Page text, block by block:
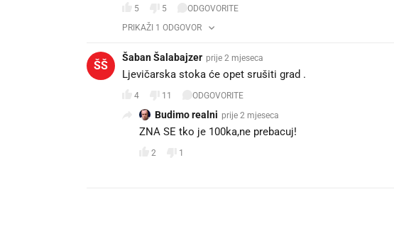
5 5
ODGOVORITE
PRIKAŽI 1 ODGOVOR
ŠŠ
Šaban Šalabajzer prije 2 mjeseca
Ljevičarska stoka će opet srušiti grad .
4 11 ODGOVORITE
Budimo realni prije 2 mjeseca
ZNA SE tko je 100ka,ne prebacuj!
2 1